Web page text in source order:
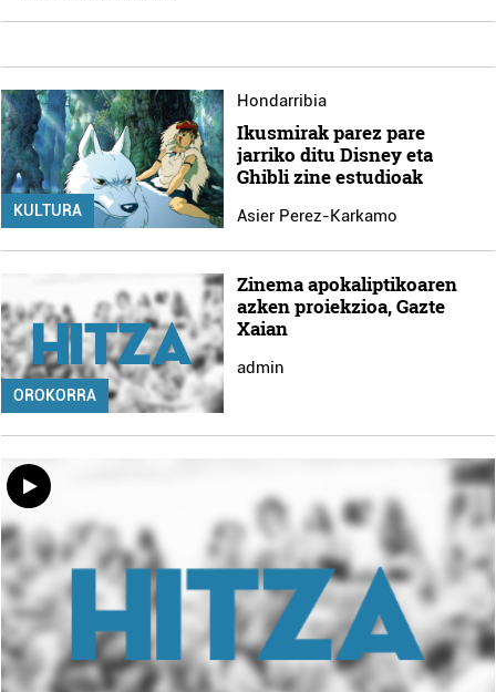
KULTURA
Hondarribia
Ikusmirak parez pare
jarriko ditu Disney eta
Ghibli zine estudioak
Asier Perez-Karkamo
OROKORRA
Zinema apokaliptikoaren
azken proiekzioa, Gazte
Xaian
admin